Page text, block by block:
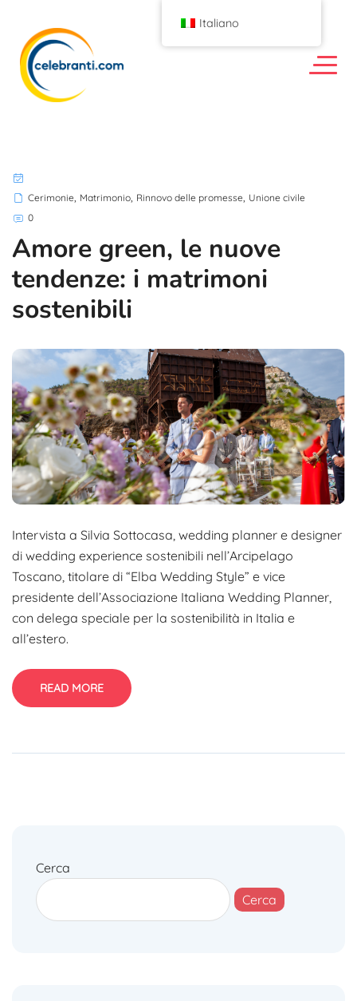
Cerimonie, Matrimonio, Rinnovo delle promesse, Unione civile
0
Amore green, le nuove
tendenze: i matrimoni
sostenibili
Intervista a Silvia Sottocasa, wedding planner e designer
di wedding experience sostenibili nell’Arcipelago
Toscano, titolare di “Elba Wedding Style” e vice
presidente dell’Associazione Italiana Wedding Planner,
con delega speciale per la sostenibilità in Italia e
all’estero.
READ MORE
Cerca
Cerca
Italiano